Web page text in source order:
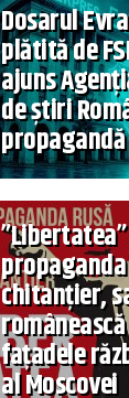
Dosarul
plătită de
ajuns
de știri
chitanțier,
fațadele
al Moscovei